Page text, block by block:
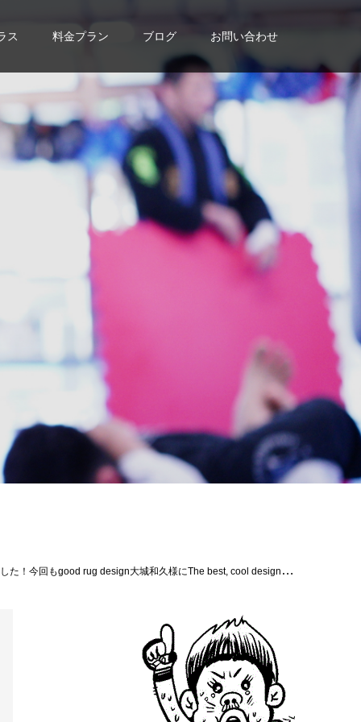
ス 料金プラン ブログ お問い合わせ
イ（大阪/T総合格闘技道場コブラ会/同級世界ランキング１０位） ◆-５４．０ｋｇ契約 ５分２Ｒ畠山 隆称（南城市/Theパラエストラ沖縄那覇）ＶＳ蒔田伸吾（岡山/TKエスペランサ） ◆バンタム級（-６１．２ｋｇ）５分２Ｒ一條 貴洋（福島/ストライプル南相馬）ＶＳ緒方 史朗（東京/パラエストラ松戸） ◆ストロー級（-５２．２ｋｇ）５分２Ｒ大田ノヒロ（沖縄国頭/Theパラエストラ沖縄コザ）ＶＳHui Wai Kwan（香港/修斗GYM香港）※デビュー戦 ◆ウェルター級（-７７．１ｋｇ）５分２Ｒ加藤 正憲(宮崎/C.K STYLES MMA)ＶＳ西條英成（沖縄那覇/Theパラエストラ沖縄那覇） ◆２０２３年度新人王トーナメント準決勝 バンタム級（-６１．２ｋｇ）５分２Ｒ小川隼人（兵庫/修斗GYM神戸）ＶＳJAM（沖縄那覇/Theパラエストラ沖縄那覇） ◆２０２３年度新人王トーナメント準決勝 フライ級（-５６．７ｋｇ）５分２Ｒ亮我（兵庫/総合格闘技ゴンズジム）ＶＳ神里昭吾（沖縄北谷/Theパラエストラ沖縄コザ） ◆ストロー級（-５２．２ｋｇ）５分２Ｒ大城 匡史（沖縄糸満/Theパラエストラ沖縄那覇）ＶＳ三輪 勇気（兵庫/修斗GYM神戸）◆フェザー級（-６５．８ｋｇ）５分２Ｒ工藤圭一郎（名護/グランドスラムAPP）ＶＳ諸石 一砂（長崎/パラエストラ松戸）※デビュー戦#shooto1112 #THESHOOTOOKINAWA #斬修斗沖縄グラップリング2023 #EVERGROUND #斬修斗沖縄 #修斗 #shooto #沖縄 #パラエストラ #那覇 #コザ #コザミュージックタウン #MMA #総合格闘技